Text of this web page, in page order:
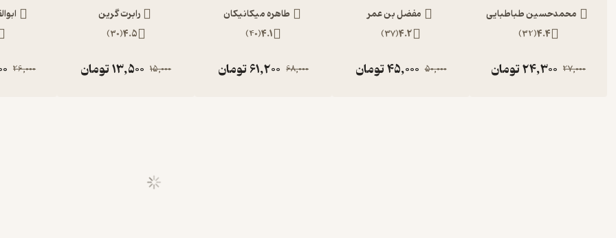
محمدحسین طباطبایی
4.4
(
32
)
27,000
24,300تومان
مفضل بن عمر
4.2
(
37
)
50,000
45,000تومان
طاهره میکانیکان
4.1
(
40
)
68,000
61,200تومان
رابرت گرین
4.5
(
30
)
15,000
13,500تومان 26,000